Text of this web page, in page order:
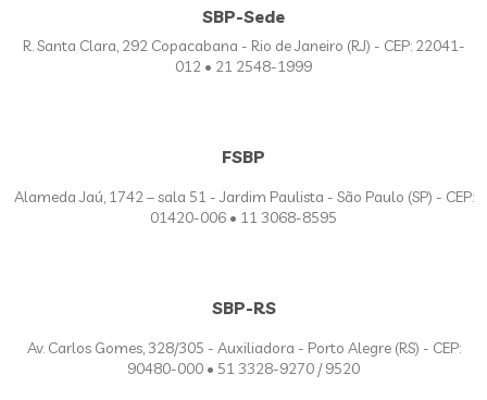
SBP-Sede
R. Santa Clara, 292 Copacabana - Rio de Janeiro (RJ) - CEP: 22041-
012 • 21 2548-1999
FSBP
Alameda Jaú, 1742 – sala 51 - Jardim Paulista - São Paulo (SP) - CEP:
01420-006 • 11 3068-8595
SBP-RS
Av. Carlos Gomes, 328/305 - Auxiliadora - Porto Alegre (RS) - CEP:
90480-000 • 51 3328-9270 / 9520